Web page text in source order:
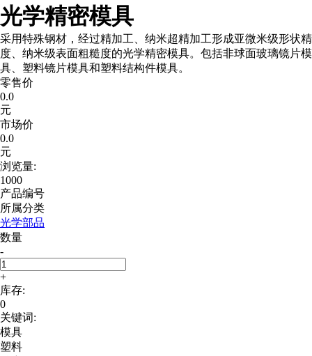
光学精密模具
采用特殊钢材，经过精加工、纳米超精加工形成亚微米级形状精
度、纳米级表面粗糙度的光学精密模具。包括非球面玻璃镜片模
具、塑料镜片模具和塑料结构件模具。
零售价
0.0
元
市场价
0.0
元
浏览量:
1000
产品编号
所属分类
光学部品
数量
-
+
库存:
0
关键词:
模具
塑料